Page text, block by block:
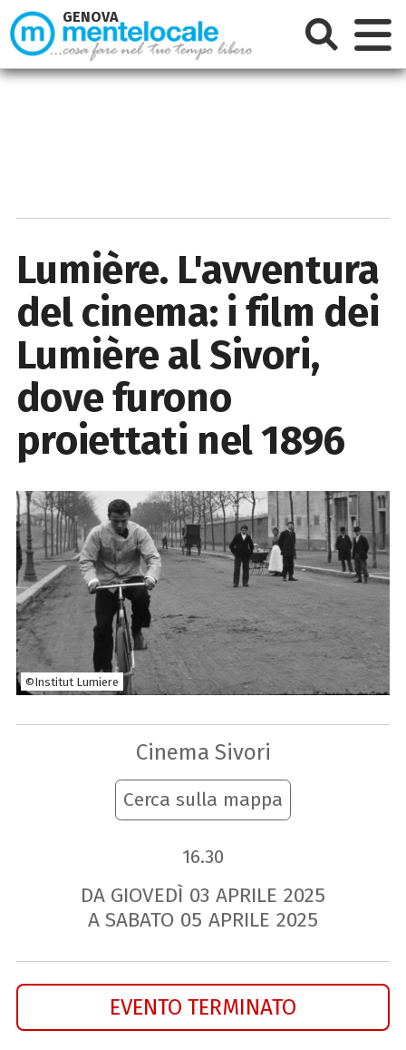
Lumière. L'avventura
del cinema: i film dei
Lumière al Sivori,
dove furono
proiettati nel 1896
©Institut Lumiere
Cinema Sivori
Cerca sulla mappa
16.30
DA GIOVEDÌ 03 APRILE 2025
A SABATO 05 APRILE 2025
EVENTO TERMINATO
GENOVA